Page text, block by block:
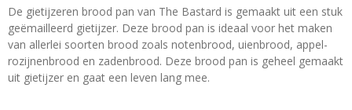
De gietijzeren brood pan van The Bastard is gemaakt uit een stuk
geëmailleerd gietijzer. Deze brood pan is ideaal voor het maken
van allerlei soorten brood zoals notenbrood, uienbrood, appel-
rozijnenbrood en zadenbrood. Deze brood pan is geheel gemaakt
uit gietijzer en gaat een leven lang mee.